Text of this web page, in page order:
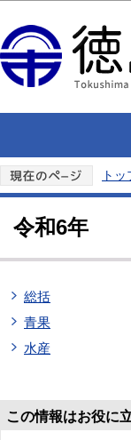
ト
令和6年
総括
青果
水産
この情報はお役に